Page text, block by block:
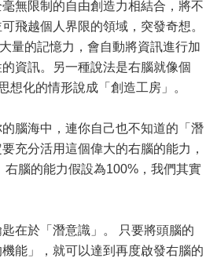
無限制的自由創造力相結合，將不
飛越個人界限的領域，突發奇想。
量的記憶力，會自動將資訊進行加
資訊。另一種說法是右腦就像個
想化的情形說成「創造工房」。
海中，連你自己也不知道的「潛
充分活用這個偉大的右腦的能力，
右腦的能力假設為100%，我們其實
於「潛意識」。 只要將頭腦的
能」，就可以達到再度啟發右腦的